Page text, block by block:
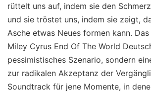
rüttelt uns auf, indem sie den
und sie tröstet uns, indem sie zeigt,
Asche etwas Neues formen kann.
Miley Cyrus End Of The World
pessimistisches Szenario, sondern
zur radikalen Akzeptanz der
Soundtrack für jene Momente, in